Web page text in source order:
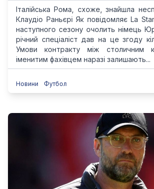
Італійська Рома, схоже, знайшла
Клаудіо Раньєрі Як повідомляє La
наступного сезону очолить німець
річний спеціаліст дав на це згоду
Умови контракту між столичним
іменитим фахівцем наразі залишають...
Новини Футбол